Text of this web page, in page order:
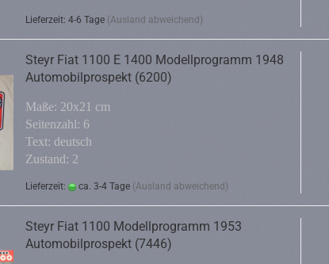
Lieferzeit: 4-6 Tage (Ausland abweichend)
Steyr Fiat 1100 E 1400 Modellprogramm 1948
Automobilprospekt (6200)
Maße: 20x21 cm
Seitenzahl: 6
Text: deutsch
Zustand: 2
Lieferzeit: ca. 3-4 Tage (Ausland abweichend)
Steyr Fiat 1100 Modellprogramm 1953
Automobilprospekt (7446)